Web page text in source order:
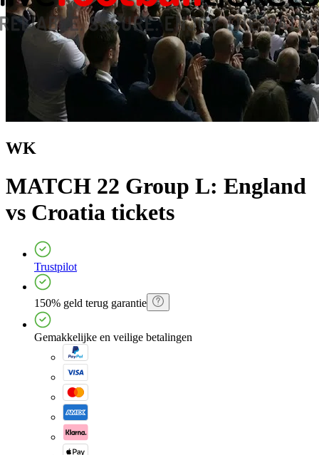
WK
MATCH 22 Group L: England
vs Croatia tickets
Trustpilot
150% geld terug garantie
Gemakkelijke en veilige betalingen